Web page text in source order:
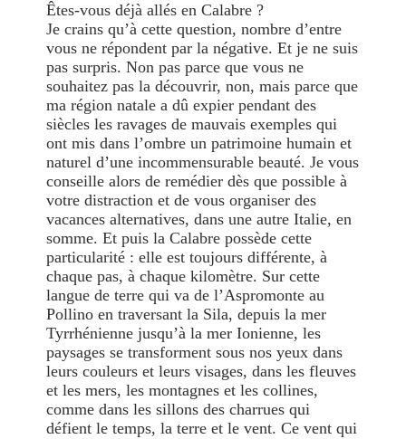
Êtes-vous déjà allés en Calabre ?
Je crains qu’à cette question, nombre d’entre
vous ne répondent par la négative. Et je ne suis
pas surpris. Non pas parce que vous ne
souhaitez pas la découvrir, non, mais parce que
ma région natale a dû expier pendant des
siècles les ravages de mauvais exemples qui
ont mis dans l’ombre un patrimoine humain et
naturel d’une incommensurable beauté. Je vous
conseille alors de remédier dès que possible à
votre distraction et de vous organiser des
vacances alternatives, dans une autre Italie, en
somme. Et puis la Calabre possède cette
particularité : elle est toujours différente, à
chaque pas, à chaque kilomètre. Sur cette
langue de terre qui va de l’Aspromonte au
Pollino en traversant la Sila, depuis la mer
Tyrrhénienne jusqu’à la mer Ionienne, les
paysages se transforment sous nos yeux dans
leurs couleurs et leurs visages, dans les fleuves
et les mers, les montagnes et les collines,
comme dans les sillons des charrues qui
défient le temps, la terre et le vent. Ce vent qui